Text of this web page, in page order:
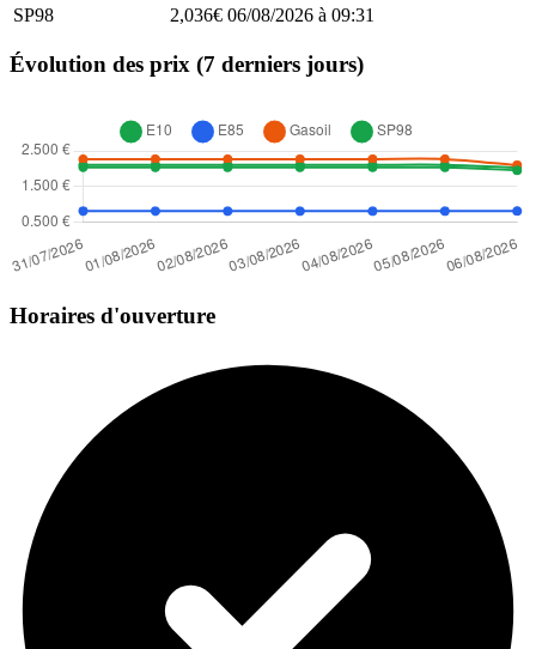
SP98
2,036€ 06/08/2026 à 09:31
Évolution des prix (7 derniers jours)
Horaires d'ouverture